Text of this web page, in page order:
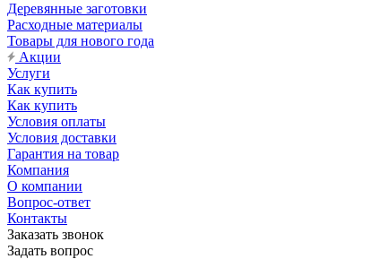
Деревянные заготовки
Расходные материалы
Товары для нового года
Акции
Услуги
Как купить
Как купить
Условия оплаты
Условия доставки
Гарантия на товар
Компания
О компании
Вопрос-ответ
Контакты
Заказать звонок
Задать вопрос